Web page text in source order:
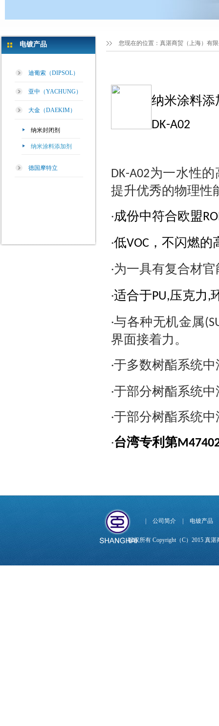
电镀产品
迪葡索（DIPSOL）
亚中（YACHUNG）
大金（DAEKIM）
纳米封闭剂
纳米涂料添加剂
德国摩特立
您现在的位置： 真湛商贸（上海）有
纳米涂料添
DK-A02
DK-A02为一水性
提升优秀的物理性
‧成份中符合欧盟
‧低VOC ，不闪燃
‧为一具有复合材
‧适合于PU,压克力 ,
‧与各种无机金属
界面接着力。
‧于多数树酯系统
‧于部分树酯系统
‧于部分树酯系统
‧台湾专利第
公司简介 电镀产品
版权所有 Copyright（C）2015 真